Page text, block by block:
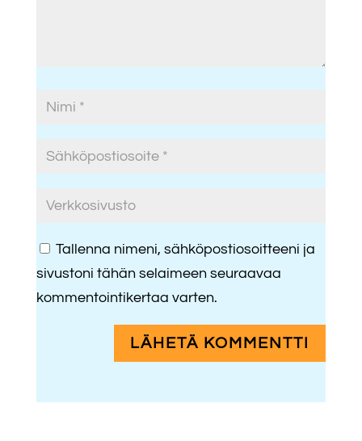
Tallenna nimeni, sähköpostiosoitteeni ja
sivustoni tähän selaimeen seuraavaa
kommentointikertaa varten.
LÄHETÄ KOMMENTTI